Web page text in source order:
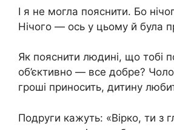
І я не могла пояснити. Бо
Нічого — ось у цьому й була
Як пояснити людині, що тобі
об’єктивно — все добре?
гроші приносить, дитину
Подруги кажуть: «Вірко, ти з